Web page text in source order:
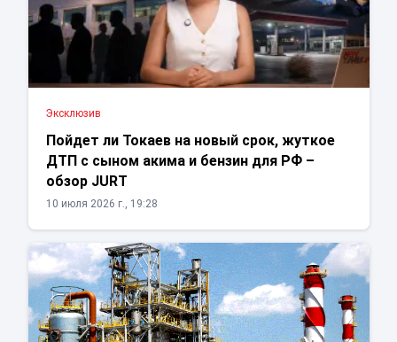
Эксклюзив
Пойдет ли Токаев на новый срок, жуткое
ДТП с сыном акима и бензин для РФ –
обзор JURT
10 июля 2026 г., 19:28